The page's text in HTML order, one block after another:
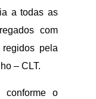
a todas as
com
pela
– CLT.
conforme o